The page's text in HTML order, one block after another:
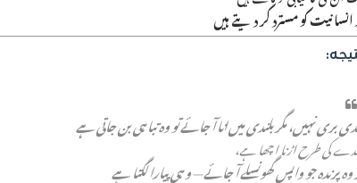
انسانیت کو مسترد کر دیتے ہیں
بری نہیں، مگر بلندی میں انا آ جائے تو وہ تباہی بن جاتی ہے
کی طرح اڑنا اچھا ہے،
وہ پرندہ جو واپس گھونسلے آ جائے — وہی پیارا لگتا ہے